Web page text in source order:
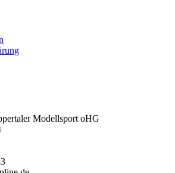
Modellsport oHG